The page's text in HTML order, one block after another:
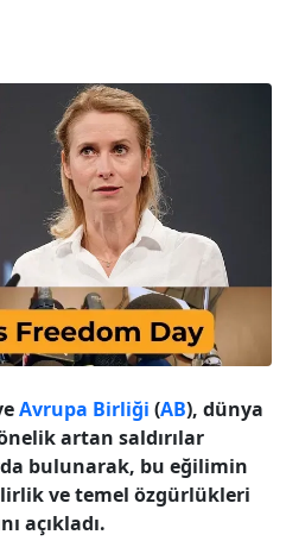
Avrupa Birliği (AB), dünya
artan saldırılar
bulunarak, bu eğilimin
ve temel özgürlükleri
açıkladı.